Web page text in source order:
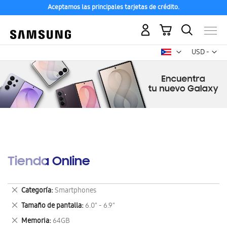
Aceptamos las principales tarjetas de crédito.
USD -
dólar
Mi carrito
Tienda Online
Categoría Smartphones
Eliminar
este
artículo
Tamaño de pantalla 6.0" - 6.9"
Eliminar
este
Memoria 64GB
Eliminar